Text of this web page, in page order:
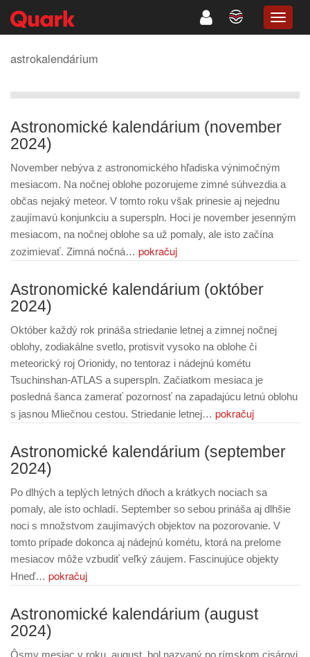
astrokalendárium
Astronomické kalendárium (november
2024)
November nebýva z astronomického hľadiska výnimočným
mesiacom. Na nočnej oblohe pozorujeme zimné súhvezdia a
občas nejaký meteor. V tomto roku však prinesie aj nejednu
zaujímavú konjunkciu a superspln. Hoci je november jesenným
mesiacom, na nočnej oblohe sa už pomaly, ale isto začína
zozimievať. Zimná nočná… pokračuj
Astronomické kalendárium (október
2024)
Október každý rok prináša striedanie letnej a zimnej nočnej
oblohy, zodiakálne svetlo, protisvit vysoko na oblohe či
meteorický roj Orionidy, no tentoraz i nádejnú kométu
Tsuchinshan-ATLAS a superspln. Začiatkom mesiaca je
posledná šanca zamerať pozornosť na zapadajúcu letnú oblohu
s jasnou Mliečnou cestou. Striedanie letnej… pokračuj
Astronomické kalendárium (september
2024)
Po dlhých a teplých letných dňoch a krátkych nociach sa
pomaly, ale isto ochladí. September so sebou prináša aj dlhšie
noci s množstvom zaujímavých objektov na pozorovanie. V
tomto prípade dokonca aj nádejnú kométu, ktorá na prelome
mesiacov môže vzbudiť veľký záujem. Fascinujúce objekty
Hneď… pokračuj
Astronomické kalendárium (august
2024)
Ôsmy mesiac v roku, august, bol nazvaný po rímskom cisárovi